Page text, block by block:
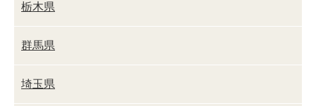
栃木県
群馬県
埼玉県